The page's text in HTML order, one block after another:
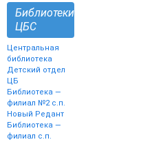
Библиотеки
ЦБС
Центральная
библиотека
Детский отдел
ЦБ
Библиотека —
филиал №2 с.п.
Новый Редант
Библиотека —
филиал с.п.